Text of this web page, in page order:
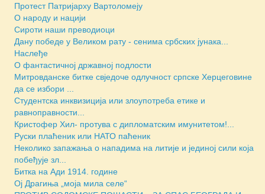
Протест Патријарху Вартоломеју
О народу и нацији
Сироти наши преводиоци
Дану победе у Великом рату - сенима србских јунака...
Наслеђе
О фантастичној државној подлости
Митровданске битке свједочe одлучност српске Херцеговине
да се избори ...
Студентска инквизиција или злоупотреба етике и
равноправности...
Кристофер Хил- протува с дипломатским имунитетом!...
Руски плаћеник или НАТО паћеник
Неколико запажања о нападима на литије и јединој сили која
побеђује зл...
Битка на Ади 1914. године
Ој Драгиња „моја мила селе“